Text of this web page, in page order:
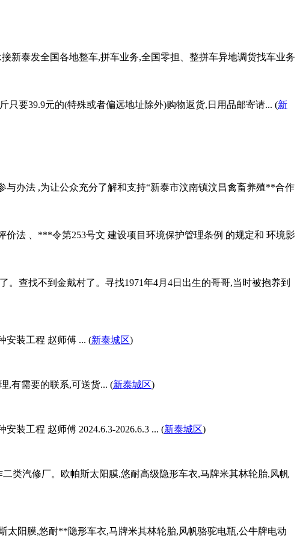
新泰发全国各地整车,拼车业务,全国零担、整拼车异地调货找车业务
只要39.9元的(特殊或者偏远地址除外)购物返货,日用品邮寄请... (新
办法 ,为让公众充分了解和支持“新泰市汶南镇汶昌禽畜养殖**合作
法 、***令第253号文 建设项目环境保护管理条例 的规定和 环境影
查找不到金戴村了。寻找1971年4月4日出生的哥哥,当时被抱养到
安装工程 赵师傅 ... (新泰城区)
,有需要的联系,可送货... (新泰城区)
装工程 赵师傅 2024.6.3-2026.6.3 ... (新泰城区)
类汽修厂。欧帕斯太阳膜,悠耐高级隐形车衣,马牌米其林轮胎,风帆
太阳膜,悠耐**隐形车衣,马牌米其林轮胎,风帆骆驼电瓶,公牛牌电动